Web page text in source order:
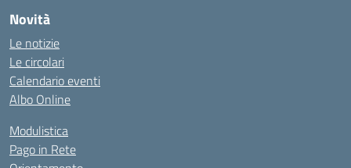
Novità
Le notizie
Le circolari
Calendario eventi
Albo Online
Modulistica
Pago in Rete